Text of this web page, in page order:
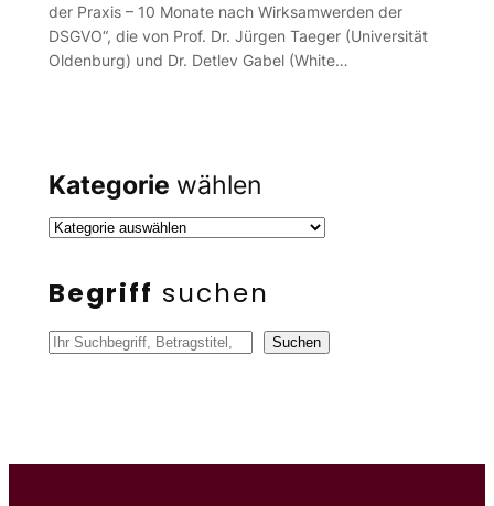
der Praxis – 10 Monate nach Wirksamwerden der
DSGVO“, die von Prof. Dr. Jürgen Taeger (Universität
Oldenburg) und Dr. Detlev Gabel (White…
Kategorie wählen
Begriff suchen
S
n
Suchen